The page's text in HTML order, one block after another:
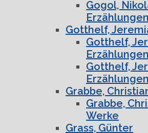
Gogol,
Erzählungen
Gotthelf,
Gotthelf,
Erzählungen
Gotthelf,
Grabbe,
Grabbe,
Werke
Grass, Günter